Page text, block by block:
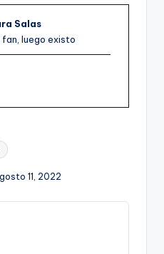
Salas
fan, luego existo
11, 2022